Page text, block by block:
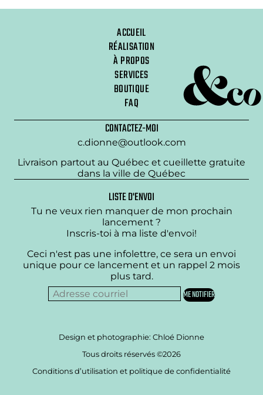
ACCUEIL
RÉALISATION
À PROPOS
SERVICES
BOUTIQUE
FAQ
CONTACTEZ-MOI
c.dionne@outlook.com
Livraison partout au Québec et cueillette gratuite
dans la ville de Québec
LISTE D'ENVOI
Tu ne veux rien manquer de mon prochain
lancement ?
Inscris-toi à ma liste d'envoi!
Ceci n'est pas une infolettre, ce sera un envoi
unique pour ce lancement et un rappel 2 mois
plus tard.
Design et photographie: Chloé Dionne
Tous droits réservés ©2026
Conditions d’utilisation et politique de confidentialité